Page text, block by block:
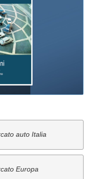
auto Italia
Europa